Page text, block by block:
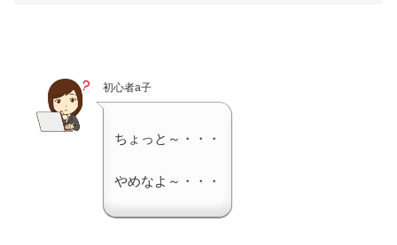
初心者a子
ちょっと～・・・
やめなよ～・・・